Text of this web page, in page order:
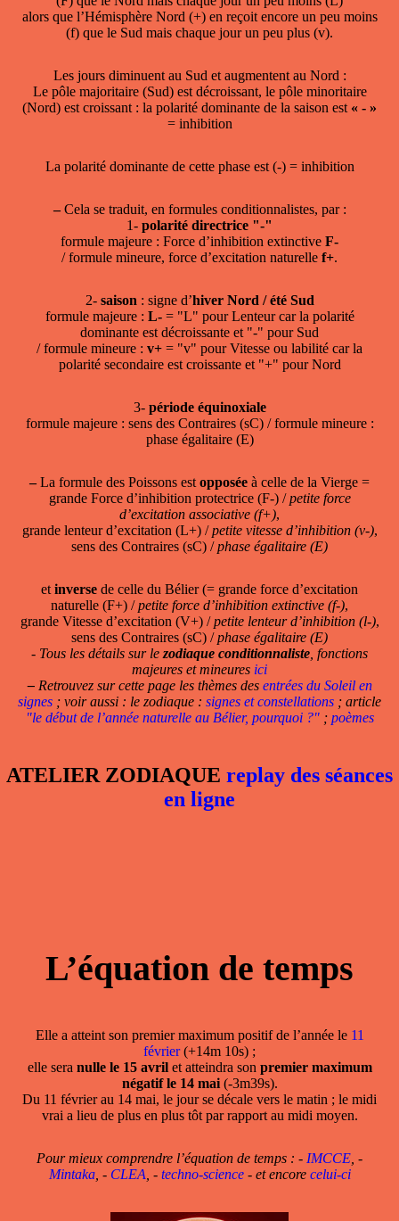
alors que l’Hémisphère Nord (+) en reçoit encore un peu moins
(f) que le Sud mais chaque jour un peu plus (v).
Les jours diminuent au Sud et augmentent au Nord :
Le pôle majoritaire (Sud) est décroissant, le pôle minoritaire
(Nord) est croissant : la polarité dominante de la saison est « - »
= inhibition
La polarité dominante de cette phase est (-) = inhibition
–Cela se traduit, en formules conditionnalistes, par :
1- polarité directrice "-"
formule majeure : Force d’inhibition extinctive F-
/ formule mineure, force d’excitation naturelle f+.
2- saison : signe d’hiver Nord / été Sud
formule majeure : L-= "L" pour Lenteur car la polarité
dominante est décroissante et "-" pour Sud
/ formule mineure : v+ = "v" pour Vitesse ou labilité car la
polarité secondaire est croissante et "+" pour Nord
3- période équinoxiale
formule majeure : sens des Contraires (sC) / formule mineure :
phase égalitaire (E)
–La formule des Poissons est opposée à celle de la Vierge =
grande Force d’inhibition protectrice (F-) /petite force
d’excitation associative (f+),
grande lenteur d’excitation (L+) /petite vitesse d’inhibition (v-),
sens des Contraires (sC) /phase égalitaire (E)
et inverse de celle du Bélier (= grande force d’excitation
naturelle (F+) /petite force d’inhibition extinctive (f-),
grande Vitesse d’excitation (V+) /petite lenteur d’inhibition (l-),
sens des Contraires (sC) /phase égalitaire (E)
- Tous les détails sur le zodiaque conditionnaliste , fonctions
majeures et mineures ici
–Retrouvez sur cette page les thèmes des entrées du Soleil en
signes ; voir aussi : le zodiaque : signes et constellations ; article
"le début de l’année naturelle au Bélier, pourquoi ?"; poèmes
ATELIER ZODIAQUE replay des séances
en ligne
L’équation de temps
Elle a atteint son premier maximum positif de l’année le 11
février(+14m 10s) ;
elle sera nulle le 15 avrilet atteindra son premier maximum
négatif le 14 mai(-3m39s).
Du 11 février au 14 mai, le jour se décale vers le matin ; le midi
vrai a lieu de plus en plus tôt par rapport au midi moyen.
Pour mieux comprendre l’équation de temps : - IMCCE , -
Mintaka, - CLEA , - techno-science- et encore celui-ci